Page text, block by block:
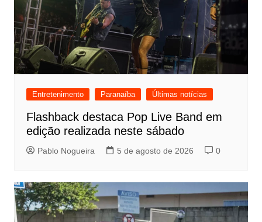
Entretenimento Paranaíba Últimas notícias
Flashback destaca Pop Live Band em
edição realizada neste sábado
Pablo Nogueira 5 de agosto de 2026 0